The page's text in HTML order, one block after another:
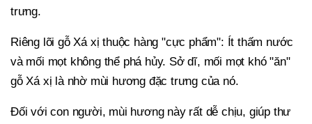
trưng.
Riêng lõi gỗ Xá xị thuộc hàng "cực phẩm": Ít thấm nước
và mối mọt không thể phá hủy. Sở dĩ, mối mọt khó "ăn"
gỗ Xá xị là nhờ mùi hương đặc trưng của nó.
Đối với con người, mùi hương này rất dễ chịu, giúp thư